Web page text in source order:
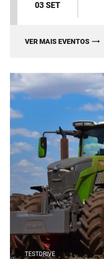
03 SET
VER MAIS EVENTOS
TESTDRIVE